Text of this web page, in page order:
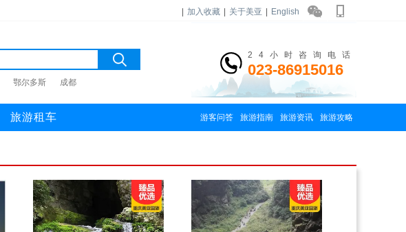
加入收藏 关于美亚 English
鄂尔多斯 成都
24小时咨询电话
023-86915016
旅游租车 游客问答 旅游指南 旅游资讯 旅游攻略